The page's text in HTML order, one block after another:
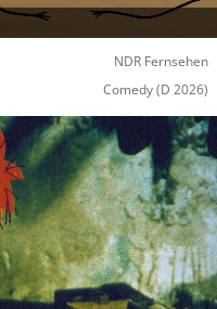
NDR Fernsehen
Comedy(D 2026)